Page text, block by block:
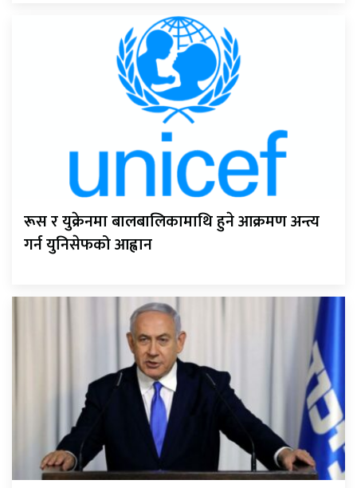
रूस र युक्रेनमा बालबालिकामाथि हुने आक्रमण अन्त्य
गर्न युनिसेफको आह्वान